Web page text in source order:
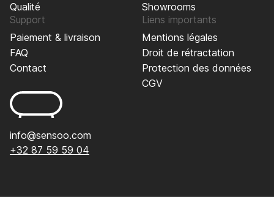
Qualité
Showrooms
Support
Paiement & livraison
FAQ
Contact
Liens importants
Mentions légales
Droit de rétractation
Protection des données
CGV
info@sensoo.com
+32 87 59 59 04